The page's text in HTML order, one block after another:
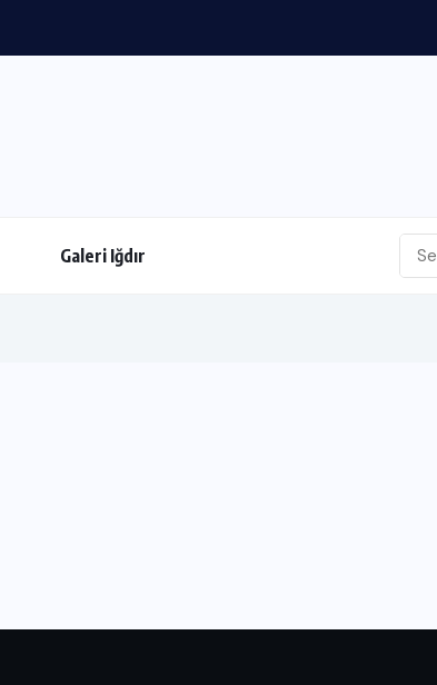
Galeri Iğdır